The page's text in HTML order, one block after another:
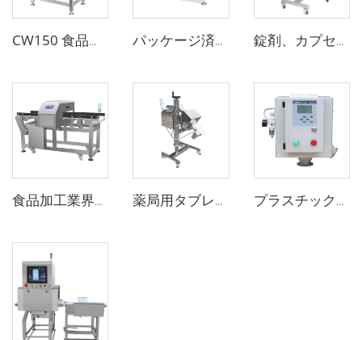
CW150 食品産業向けオンライン動的重量ソート機 パッケージ済みの下着、靴下、靴用ファブリック衣類針金属検出器 錠剤、カプセル、ピル薬用医薬品金属検出器
食品加工業界向け金属探知機検出装置 薬局用タブレットピル金属検出器 プラスチックペレット、フレーク用感度の高いフリーフォール食品金属分離機